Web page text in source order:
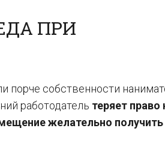
ПРИ
порче собственности
работодатель теряет право
желательно